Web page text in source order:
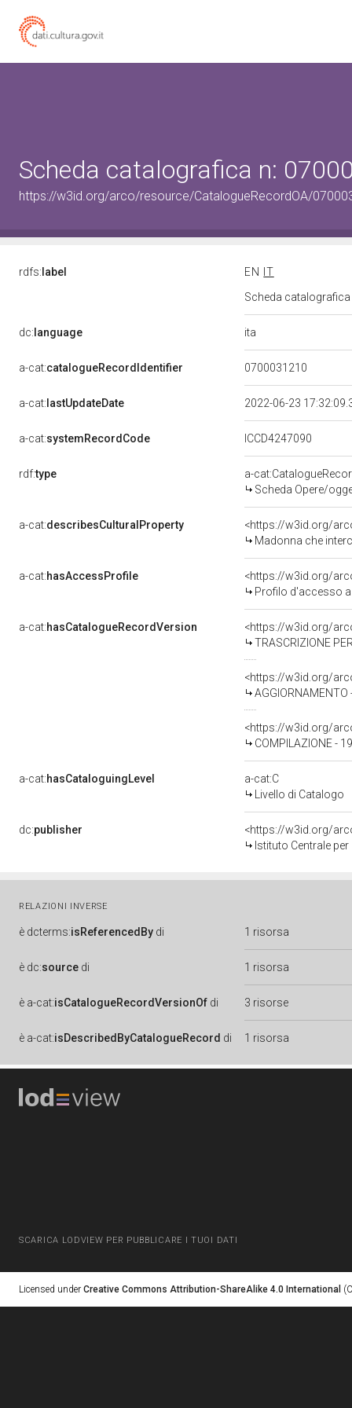
Scheda catalografica n:
https://w3id.org/arco/resource/CatalogueRecordOA/
rdfs: label EN
IT
Scheda
dc: language ita
a-cat:catalogueRecordIdentifier 0700031210
a-cat: lastUpdateDate 2022-06-23
a-cat:systemRecordCode ICCD4247090
rdf:type
a-
Scheda Opere/
a-cat:describesCulturalProperty
<https://w3id.org/
Madonna che
a-cat:hasAccessProfile
<https://w3id.org/
Profilo d'accesso
a-cat:hasCatalogueRecordVersion
<https://w3id.org/
TRASCRIZIONE
<https://w3id.org/
<https://w3id.org/
COMPILAZIONE -
a-cat:hasCataloguingLevel
a-cat:C
Livello di Catalogo
dc:publisher
<https://w3id.org/
Istituto Centrale
RELAZIONI INVERSE
è dcterms:isReferencedBy di 1 risorsa
è dc:source di 1 risorsa
è a-cat:isCatalogueRecordVersionOf di 3 risorse
è a-cat:isDescribedByCatalogueRecord di 1 risorsa
SCARICA LODVIEW PER PUBBLICARE I TUOI DATI
Licensed under Creative Commons Attribution-ShareAlike 4.0 International